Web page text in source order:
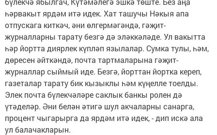
һәрвакыт ярдәм итә идек. Хат ташучы Нәкыя апа
отпускага киткәч, әни өлгермәгәндә, гәҗит-
журналларны тарату безгә дә эләккәләде. Ул вакытта
һәр йортта диярлек күпләп язылалар. Сумка тулы, һәм,
дөресен әйткәндә, почта тартмаларына гәҗит-
журналлар сыймый иде. Безгә, йорттан йортка кереп,
газеталар тарату бик кызыклы һәм күңелле тоелды.
Элек почта бүлекчәләре саклык банкы ролен дә
үтәделәр. Әни белән әтигә шул акчаларны санарга,
процент чыгарырга да ярдәм итә идек, - дип искә ала
ул балачакларын.